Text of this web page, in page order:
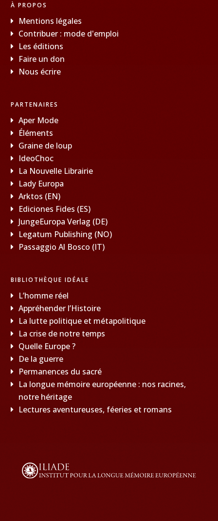
À PROPOS
Mentions légales
Contribuer : mode d'emploi
Les éditions
Faire un don
Nous écrire
PARTENAIRES
Aper Mode
Éléments
Graine de loup
IdeoChoc
La Nouvelle Librairie
Lady Europa
Arktos (EN)
Ediciones Fides (ES)
JungeEuropa Verlag (DE)
Legatum Publishing (NO)
Passaggio Al Bosco (IT)
BIBLIOTHÈQUE IDÉALE
L’homme réel
Appréhender l’Histoire
La lutte politique et métapolitique
La crise de notre temps
Quelle Europe ?
De la guerre
Permanences du sacré
La longue mémoire européenne : nos racines,
notre héritage
Lectures aventureuses, féeries et romans